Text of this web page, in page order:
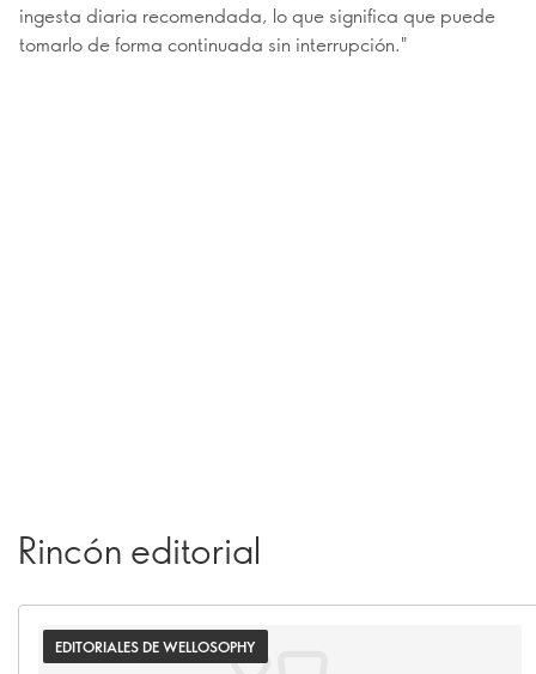
ingesta diaria recomendada, lo que significa que puede
tomarlo de forma continuada sin interrupción."
Rincón editorial
EDITORIALES DE WELLOSOPHY